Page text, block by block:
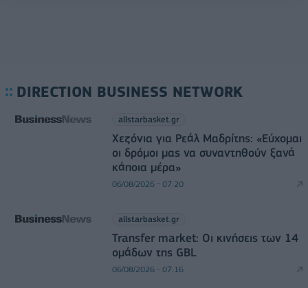
DIRECTION BUSINESS NETWORK
allstarbasket.gr
Χεζόνια για Ρεάλ Μαδρίτης: «Εύχομαι
οι δρόμοι μας να συναντηθούν ξανά
κάποια μέρα»
06/08/2026 - 07:20
allstarbasket.gr
Transfer market: Οι κινήσεις των 14
ομάδων της GBL
06/08/2026 - 07:16